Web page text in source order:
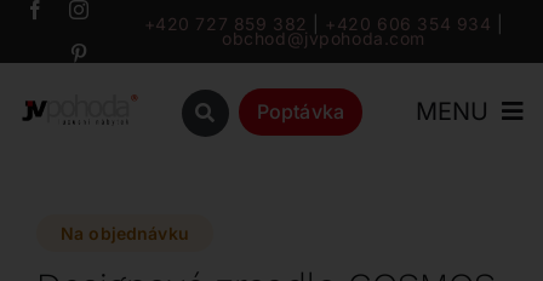
Přeskočit
+420 727 859 382 +420 606 354 934
obchod@jvpohoda.com
Poptávka MENU
Na objednávku